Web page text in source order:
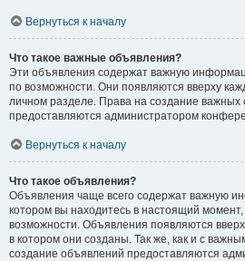
Вернуться к началу
Что такое важные объявления?
Эти объявления содержат важную
по возможности. Они появляются вверху
личном разделе. Права на создание важных
предоставляются администратором
Вернуться к началу
Что такое объявления?
Объявления чаще всего содержат важную
котором вы находитесь в настоящий
возможности. Объявления появляются
в котором они созданы. Так же, как и с
создание объявлений предоставляются